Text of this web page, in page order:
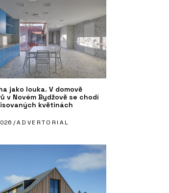
-
PRODUKTY
Vypínače a zásuvky RETRO - OBZOR
jako louka. V domově
v Novém Bydžově se chodí
květinách
/ADVERTORIAL